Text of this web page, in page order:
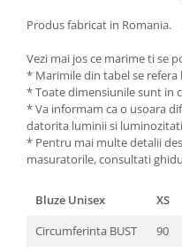
Produs fabricat in Romania.
Vezi mai jos ce marime ti se
* Marimile din tabel se
* Toate dimensiunile sunt in
* Va informam ca o usoara
datorita luminii si
* Pentru mai multe detalii
masuratorile, consultati
Bluze Unisex XS
Circumferinta BUST
90